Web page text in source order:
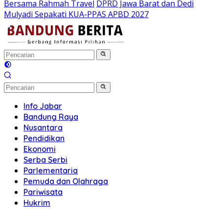
Bersama Rahmah Travel DPRD Jawa Barat dan Dedi
Mulyadi Sepakati KUA-PPAS APBD 2027
Info Jabar
Bandung Raya
Nusantara
Pendidikan
Ekonomi
Serba Serbi
Parlementaria
Pemuda dan Olahraga
Pariwisata
Hukrim